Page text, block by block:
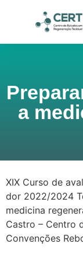
a
XIX Curso de
dor 2022/2024
medicina
Castro – Centro
Convenções